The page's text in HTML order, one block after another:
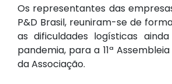
Os representantes das
P&D Brasil, reuniram-se de
as dificuldades logísticas
pandemia, para a 11ª
da Associação.